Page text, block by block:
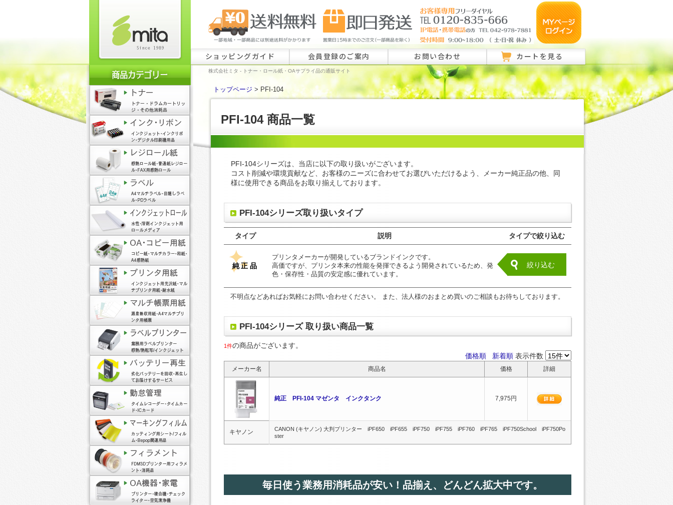
ショッピングガイド 会員登録のご案内 お問い合わせ
ロール紙特注のご相談はこちら
カートを見る
株式会社ミタ - トナー・ロール紙・OAサプライ品の通販サイト
トップページ > PFI-104
PFI-104 商品一覧
PFI-104シリーズは、当店に以下の取り扱いがございます。
コスト削減や環境貢献など、お客様のニーズに合わせてお選びいただけるよう、メーカー純正品の他、同
様に使用できる商品をお取り揃えしております。
PFI-104シリーズ取り扱いタイプ
タイプ 説明 タイプで絞り込む
純正品
プリンタメーカーが開発しているブランドインクです。
高価ですが、プリンタ本来の性能を発揮できるよう開発されているため、発
色・保存性・品質の安定感に優れています。
絞り込む
不明点などあればお気軽にお問い合わせください。 また、法人様のおまとめ買いのご相談もお待ちしております。
PFI-104シリーズ 取り扱い商品一覧
1件の商品がございます。
価格順
新着順 表示件数
メーカー名 商品名 価格 詳細
純正 PFI-104 マゼンタ インクタンク 7,975円
キヤノン
CANON (キヤノン) 大判プリンター iPF650 iPF655 iPF750 iPF755 iPF760 iPF765 iPF750School iPF750Po
ster
毎日使う業務用消耗品が安い！品揃え、どんどん拡大中です。